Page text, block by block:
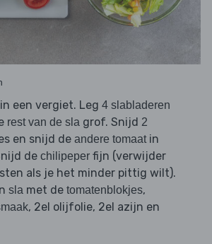
een vergiet. Leg 4 slabladeren
rest van de sla grof. Snijd 2
en snijd de andere tomaatin
de chilipeper fijn (verwijder
als je het minder pittig wilt).
sla met de tomatenblokjes,
, 2el olijfolie, 2el azijn en